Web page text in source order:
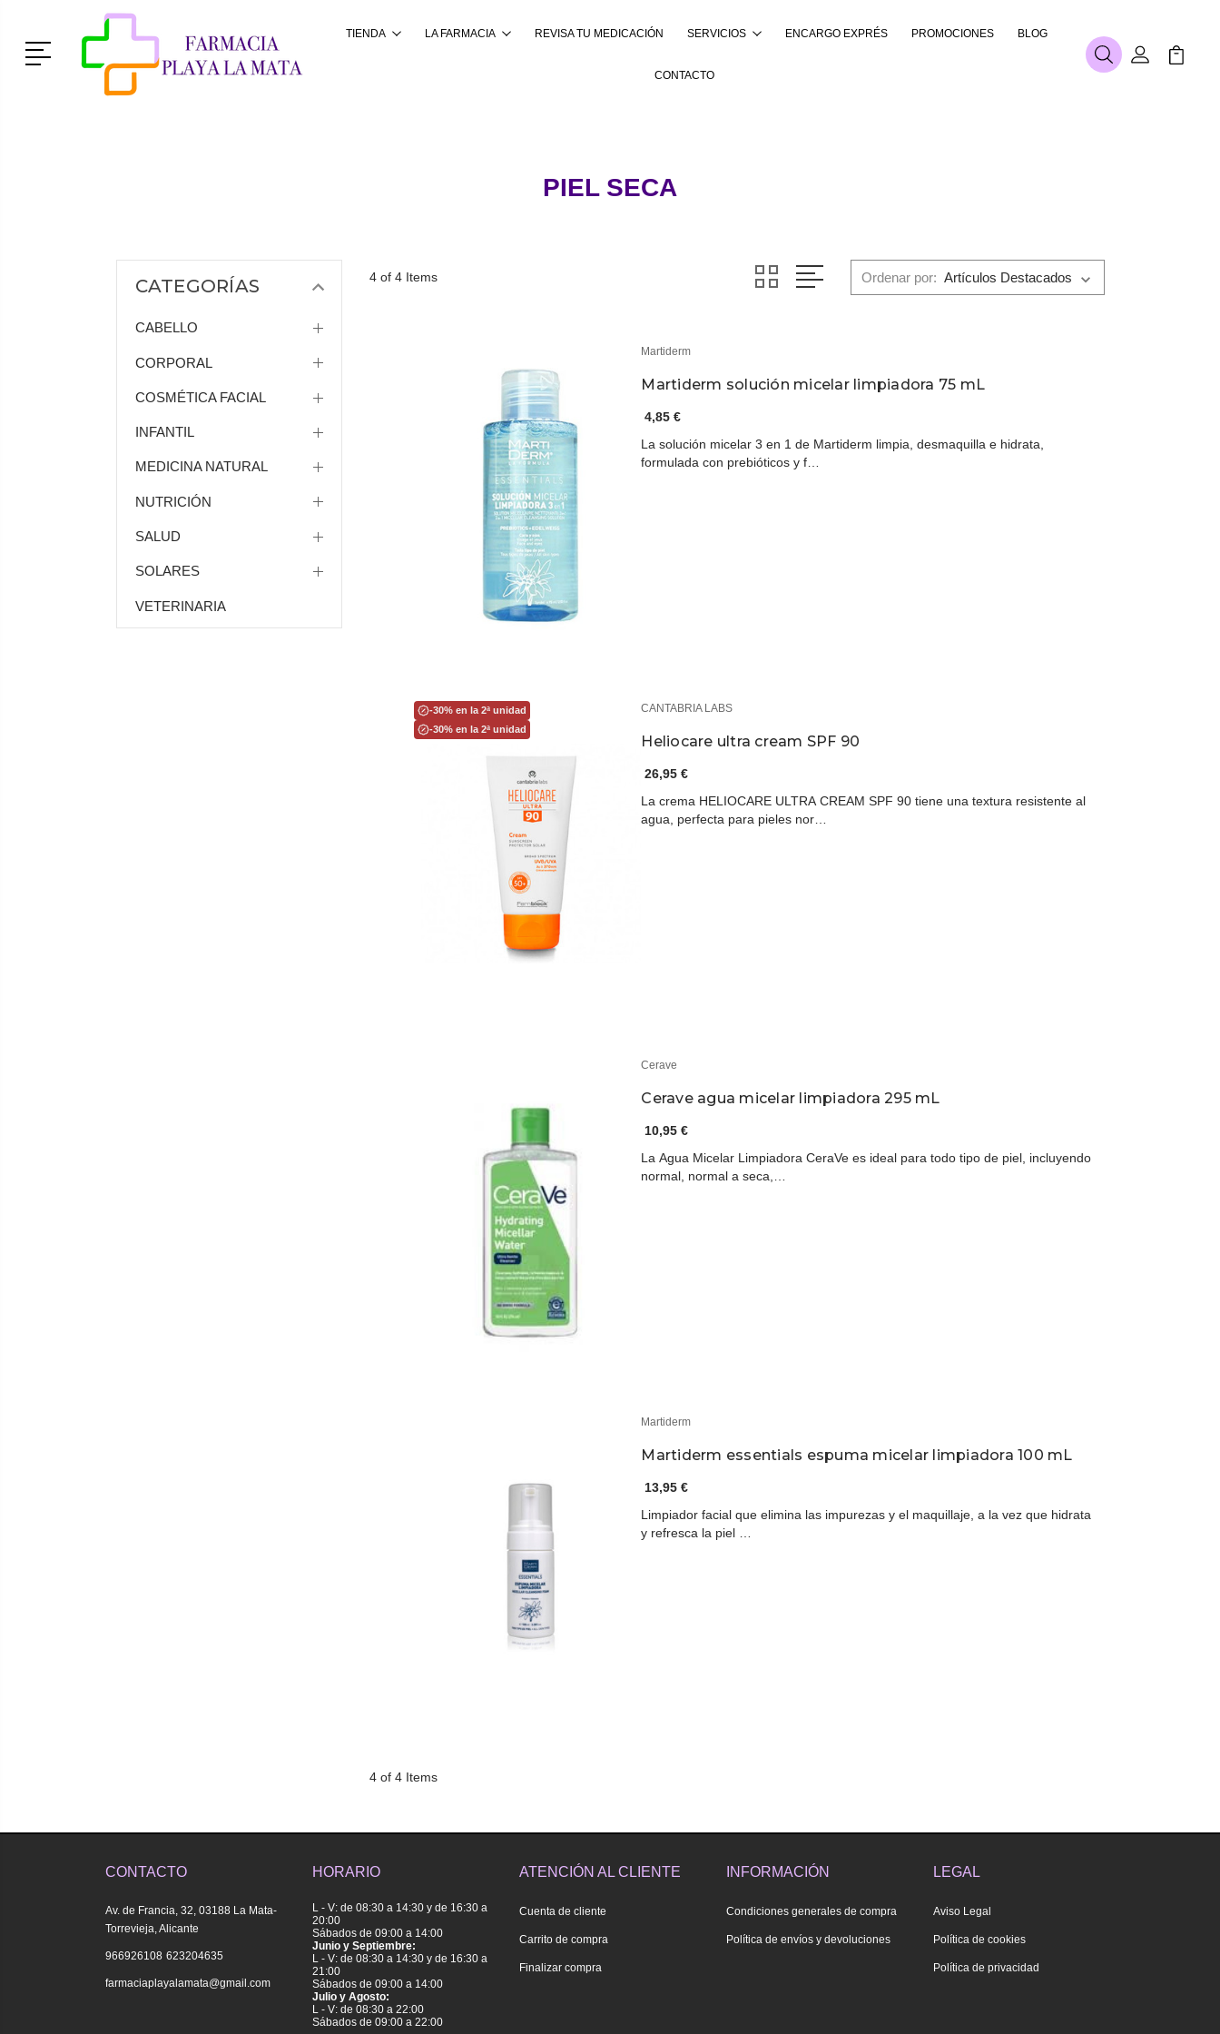
Menú
TIENDA LA FARMACIA REVISA TU MEDICACIÓN SERVICIOS ENCARGO EXPRÉS PROMOCIONES BLOG
CONTACTO
BuscarMi Cuenta
Mi
PIEL SECA
CATEGORÍAS
CABELLO
CORPORAL
COSMÉTICA FACIAL
INFANTIL
MEDICINA NATURAL
NUTRICIÓN
SALUD
SOLARES
VETERINARIA
4 of 4 Items Ordenar por:
Martiderm
Martiderm solución micelar limpiadora 75 mL
4,85 €
La solución micelar 3 en 1 de Martiderm limpia, desmaquilla e hidrata,
formulada con prebióticos y f…
-30% en la 2ª unidad
-30% en la 2ª unidad
CANTABRIA LABS
Heliocare ultra cream SPF 90
26,95 €
La crema HELIOCARE ULTRA CREAM SPF 90 tiene una textura resistente al
agua, perfecta para pieles nor…
Cerave
Cerave agua micelar limpiadora 295 mL
10,95 €
La Agua Micelar Limpiadora CeraVe es ideal para todo tipo de piel, incluyendo
normal, normal a seca,…
Martiderm
Martiderm essentials espuma micelar limpiadora 100 mL
13,95 €
Limpiador facial que elimina las impurezas y el maquillaje, a la vez que hidrata
y refresca la piel …
4 of 4 Items
CONTACTO
Av. de Francia, 32, 03188 La Mata-
Torrevieja, Alicante
966926108 623204635
farmaciaplayalamata@gmail.com
HORARIO
L - V: de 08:30 a 14:30 y de 16:30 a
20:00
Sábados de 09:00 a 14:00
Junio y Septiembre:
L - V: de 08:30 a 14:30 y de 16:30 a
21:00
Sábados de 09:00 a 14:00
Julio y Agosto:
L - V: de 08:30 a 22:00
Sábados de 09:00 a 22:00
ATENCIÓN AL CLIENTE
Cuenta de cliente
Carrito de compra
Finalizar compra
INFORMACIÓN
Condiciones generales de compra
Política de envíos y devoluciones
LEGAL
Aviso Legal
Política de cookies
Política de privacidad